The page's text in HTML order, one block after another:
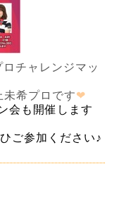
チャレンジマッ
希プロです❤
会も開催します
ご参加ください♪